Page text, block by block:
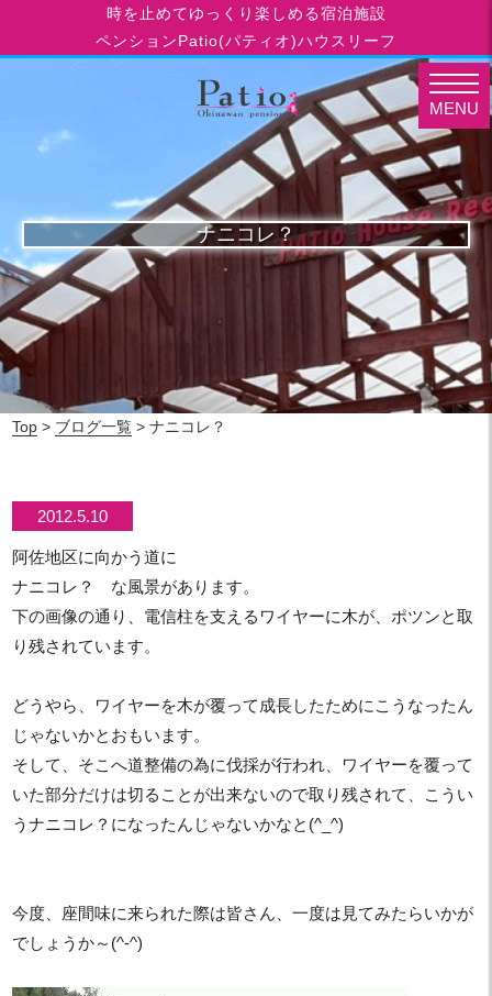
時を止めてゆっくり楽しめる宿泊施設
ペンションPatio(パティオ)ハウスリーフ
ナニコレ？
Top > ブログ一覧 > ナニコレ？
2012.5.10
阿佐地区に向かう道に
ナニコレ？ な風景があります。
下の画像の通り、電信柱を支えるワイヤーに木が、ポツンと取
り残されています。
どうやら、ワイヤーを木が覆って成長したためにこうなったん
じゃないかとおもいます。
そして、そこへ道整備の為に伐採が行われ、ワイヤーを覆って
いた部分だけは切ることが出来ないので取り残されて、こうい
うナニコレ？になったんじゃないかなと(^_^)
今度、座間味に来られた際は皆さん、一度は見てみたらいかが
でしょうか～(^-^)
MENU